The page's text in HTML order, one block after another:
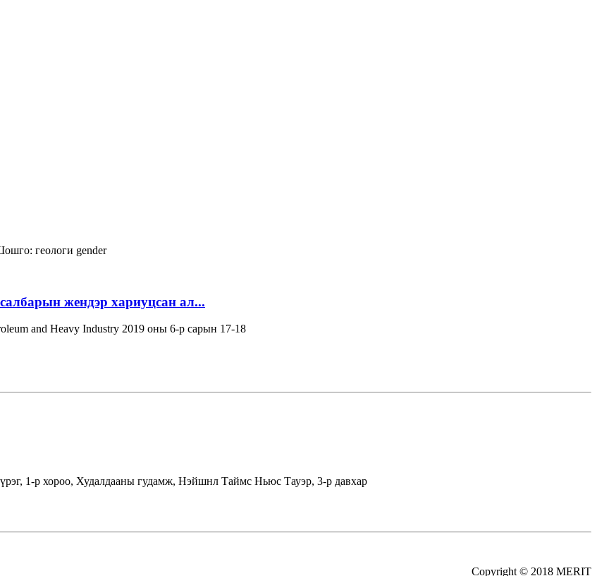
геологи gender
жендэр хариуцсан ал...
and Heavy Industry 2019 оны 6-р сарын 17-18
1-р хороо, Худалдааны гудамж, Нэйшнл Таймс Ньюс Тауэр, 3-р давхар
Copyright © 2018 MERIT